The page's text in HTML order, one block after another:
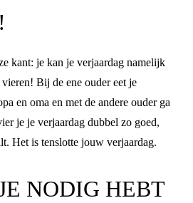
kant: je kan je verjaardag namelijk
Bij de ene ouder eet je
en oma en met de andere ouder ga
je je verjaardag dubbel zo goed,
Het is tenslotte jouw verjaardag.
NODIG HEBT